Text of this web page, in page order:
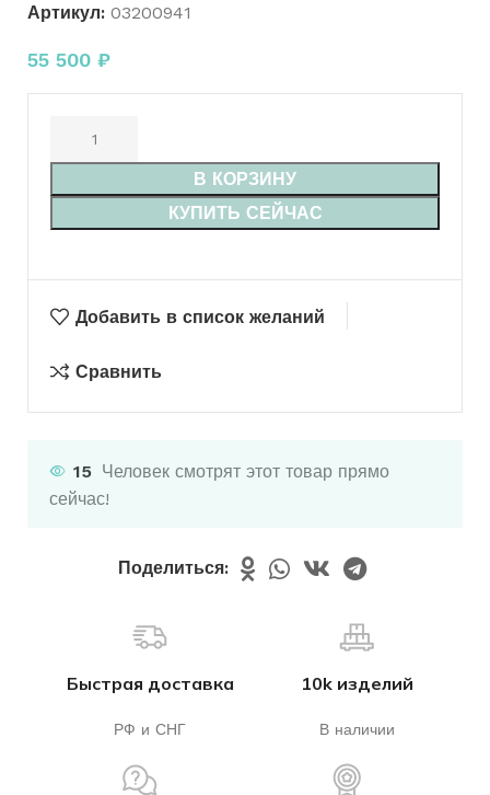
Артикул: 03200941
55 500 ₽
В КОРЗИНУ
КУПИТЬ СЕЙЧАС
Добавить в список желаний
Сравнить
15 Человек смотрят этот товар прямо
сейчас!
Поделиться:
Быстрая доставка
РФ и СНГ
10k изделий
В наличии